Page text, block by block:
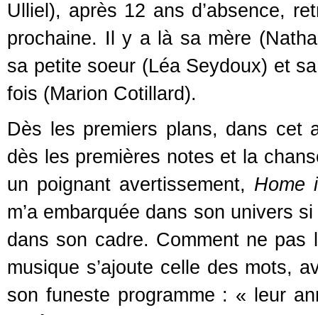
Ulliel), après 12 ans d’absence,
prochaine. Il y a là sa mère
sa petite soeur (Léa Seydoux) et
fois (Marion Cotillard).
Dès les premiers plans, dans cet
dès les premières notes et la
un poignant avertissement, Home
m’a embarquée dans son univers
dans son cadre. Comment ne pas
musique s’ajoute celle des mots,
son funeste programme : « leur